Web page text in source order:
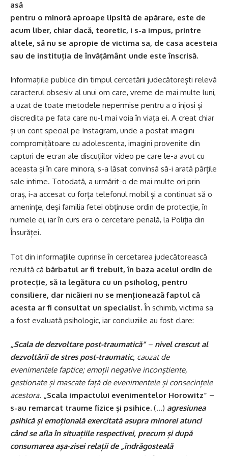
asă
pentru o minoră aproape lipsită de apărare, este de
acum liber, chiar dacă, teoretic, i s-a impus, printre
altele, să nu se apropie de victima sa, de casa acesteia
sau de instituția de învățământ unde este înscrisă.
Informațiile publice din timpul cercetării judecătorești relevă
caracterul obsesiv al unui om care, vreme de mai multe luni,
a uzat de toate metodele nepermise pentru a o înjosi și
discredita pe fata care nu-l mai voia în viața ei. A creat chiar
și un cont special pe Instagram, unde a postat imagini
compromițătoare cu adolescenta, imagini provenite din
capturi de ecran ale discuțiilor video pe care le-a avut cu
aceasta și în care minora, s-a lăsat convinsă să-i arată părțile
sale intime. Totodată, a urmărit-o de mai multe ori prin
oraș, i-a accesat cu forța telefonul mobil și a continuat să o
amenințe, deși familia fetei obținuse ordin de protecție, în
numele ei, iar în curs era o cercetare penală, la Poliția din
Însurăței.
Tot din informațiile cuprinse în cercetarea judecătorească
rezultă că bărbatul ar fi trebuit, în baza acelui ordin de
protecție, să ia legătura cu un psiholog, pentru
consiliere, dar nicăieri nu se menționează faptul că
acesta ar fi consultat un specialist. În schimb, victima sa
a fost evaluată psihologic, iar concluziile au fost clare:
„Scala de dezvoltare post-traumatică” – nivel crescut al
dezvoltării de stres post-traumatic, cauzat de
evenimentele faptice; emoții negative inconștiente,
gestionate și mascate față de evenimentele și consecințele
acestora. „Scala impactului evenimentelor Horowitz” –
s-au remarcat traume fizice și psihice. (…) agresiunea
psihică și emoțională exercitată asupra minorei atunci
când se afla în situațiile respectivei, precum și după
consumarea așa-zisei relații de „îndrăgosteală